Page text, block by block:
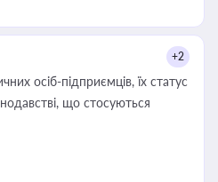
+2
осіб-підприємців, їх статус
що стосуються